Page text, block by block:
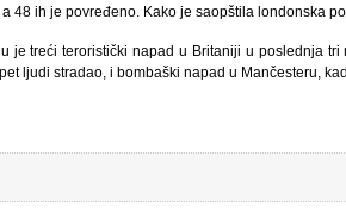
48 ih je povređeno. Kako je saopštila londonska
je treći teroristički napad u Britaniji u poslednja
ljudi stradao, i bombaški napad u Mančesteru,